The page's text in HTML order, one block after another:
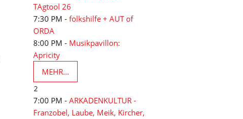
TAgtool 26
7:30 PM - folkshilfe + AUT of
ORDA
8:00 PM - Musikpavillon:
Apricity
MEHR...
2
7:00 PM - ARKADENKULTUR -
Franzobel, Laube, Meik, Kircher,